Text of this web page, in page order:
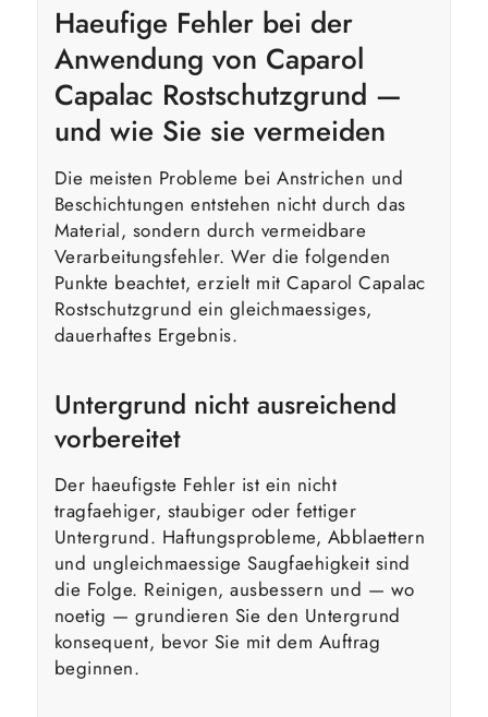
Haeufige Fehler bei der
Anwendung von Caparol
Capalac Rostschutzgrund —
und wie Sie sie vermeiden
Die meisten Probleme bei Anstrichen und
Beschichtungen entstehen nicht durch das
Material, sondern durch vermeidbare
Verarbeitungsfehler. Wer die folgenden
Punkte beachtet, erzielt mit Caparol Capalac
Rostschutzgrund ein gleichmaessiges,
dauerhaftes Ergebnis.
Untergrund nicht ausreichend
vorbereitet
Der haeufigste Fehler ist ein nicht
tragfaehiger, staubiger oder fettiger
Untergrund. Haftungsprobleme, Abblaettern
und ungleichmaessige Saugfaehigkeit sind
die Folge. Reinigen, ausbessern und — wo
noetig — grundieren Sie den Untergrund
konsequent, bevor Sie mit dem Auftrag
beginnen.